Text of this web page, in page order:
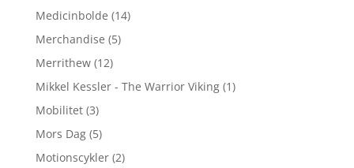
Medicinbolde (14)
Merchandise (5)
Merrithew (12)
Mikkel Kessler - The Warrior Viking (1)
Mobilitet (3)
Mors Dag (5)
Motionscykler (2)